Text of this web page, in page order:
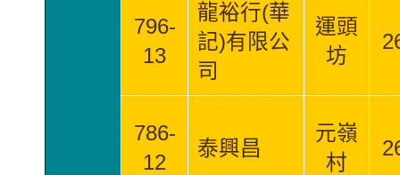
796-
13
龍裕行(華
記)有限公
司
運頭
坊
786-
12
泰興昌
元嶺
村